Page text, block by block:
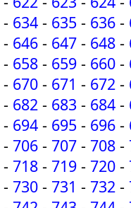
- 634 - 635 - 636 -
- 646 - 647 - 648 -
- 658 - 659 - 660 -
- 670 - 671 - 672 -
- 682 - 683 - 684 -
- 694 - 695 - 696 -
- 706 - 707 - 708 -
- 718 - 719 - 720 -
- 730 - 731 - 732 -